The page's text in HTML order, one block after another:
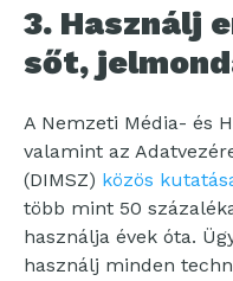
3. Használj
sőt,
A Nemzeti Média- és
valamint az
(DIMSZ) közös
több mint 50
használja évek óta.
használj minden